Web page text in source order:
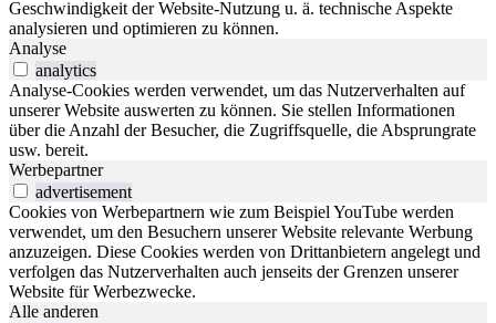
Geschwindigkeit der Website-Nutzung u. ä. technische Aspekte
analysieren und optimieren zu können.
Analyse
analytics
Analyse-Cookies werden verwendet, um das Nutzerverhalten auf
unserer Website auswerten zu können. Sie stellen Informationen
über die Anzahl der Besucher, die Zugriffsquelle, die Absprungrate
usw. bereit.
Werbepartner
advertisement
Cookies von Werbepartnern wie zum Beispiel YouTube werden
verwendet, um den Besuchern unserer Website relevante Werbung
anzuzeigen. Diese Cookies werden von Drittanbietern angelegt und
verfolgen das Nutzerverhalten auch jenseits der Grenzen unserer
Website für Werbezwecke.
Alle anderen